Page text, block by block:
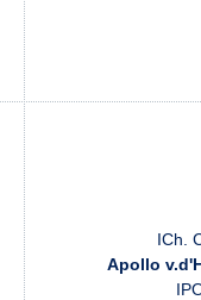
ICh.
Apollo